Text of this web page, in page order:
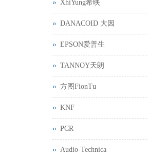
XhiYung希映
DANACOID 大因
EPSON爱普生
TANNOY天朗
方图FionTu
KNF
PCR
Audio-Technica